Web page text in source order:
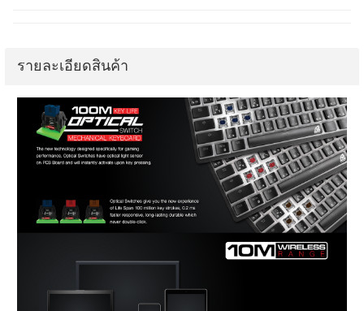
รายละเอียดสินค้า